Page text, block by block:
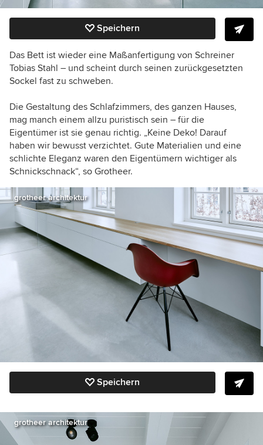
Speichern
Das Bett ist wieder eine Maßanfertigung von Schreiner
Tobias Stahl – und scheint durch seinen zurückgesetzten
Sockel fast zu schweben.
Die Gestaltung des Schlafzimmers, des ganzen Hauses,
mag manch einem allzu puristisch sein – für die
Eigentümer ist sie genau richtig. „Keine Deko! Darauf
haben wir bewusst verzichtet. Gute Materialien und eine
schlichte Eleganz waren den Eigentümern wichtiger als
Schnickschnack“, so Grotheer.
grotheer architektur
Speichern
grotheer architektur